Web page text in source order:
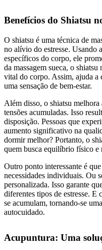
Benefícios do Shiatsu
O shiatsu é uma técnica de
no alívio do estresse. Usando
específicos do corpo, ele
da massagem sueca, o
vital do corpo. Assim, ajuda
uma sensação de bem-estar.
Além disso, o shiatsu
tensões acumuladas. Isso
disposição. Pessoas que
aumento significativo na
dormir melhor? Portanto, o
quem busca equilíbrio físico e
Outro ponto interessante é
necessidades individuais. Ou
personalizada. Isso garante
diferentes tipos de estresse. E
se acumulam, tornando-se
autocuidado.
Acupuntura: Uma